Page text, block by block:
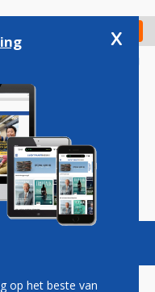
Check in
Vacatures
x
op het beste van